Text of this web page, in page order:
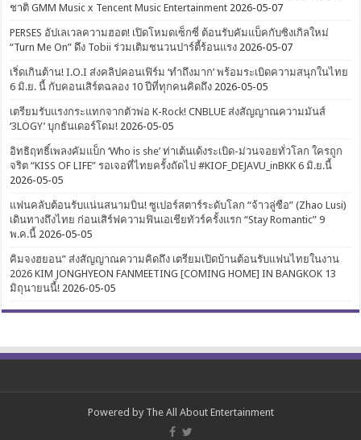
ชาติ GMM Music x Tencent Music Entertainment 2026-05-07
PERSES อัปเลเวลความฮอต! เปิดโหมดเซ็กซี่ ต้อนรับคัมแบ็คกับซิงเกิลใหม่
“Turn Me On” ดึง Tobii ร่วมเติมชนวนปาร์ตี้ร้อนแรง 2026-05-07
เริ่ดเกินต้าน! I.O.I ส่งคลิปคอนเฟิร์ม ‘ทำถึงมาก’ พร้อมระเบิดความสนุกในไทย
6 มิ.ย. นี้ กับคอนเสิร์ตฉลอง 10 ปีที่ทุกคนคิดถึง 2026-05-05
เตรียมรับแรงกระแทกจากตัวพ่อ K-Rock! CNBLUE ส่งสัญญาณความมันส์
‘3LOGY’ บุกธันเดอร์โดม! 2026-05-05
อิทธิฤทธิ์เพลงคัมแบ็ก ‘Who is she’ ท่าเต้นเด้งระเบิด-ม่วนจอยทั่วโลก ใครถูก
จริต “KISS OF LIFE” รอเจอที่ไทยครั้งถัดไป #KIOF_DEJAVU_inBKK 6 มิ.ย.นี้
2026-05-05
แฟนคลับต้อนรับแน่นสนามบิน! ซูเปอร์สตาร์ระดับโลก “จ้าวลู่ซือ” (Zhao Lusi)
เดินทางถึงไทย ก่อนเสิร์ฟความฟินเอเชียทัวร์ครั้งแรก “Stay Romantic” 9
พ.ค.นี้ 2026-05-05
คิมจงฮยอน” ส่งสัญญาณความคิดถึง เตรียมเปิดบ้านต้อนรับแฟนไทยในงาน
2026 KIM JONGHYEON FANMEETING [COMING HOME] IN BANGKOK 13
มิถุนายนนี้! 2026-05-05
Powered by The All About Entertainment